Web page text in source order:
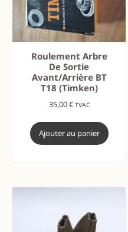
Roulement Arbre
De Sortie
Avant/arrière BT
T18 (Timken)
35,00€ TVAC
Ajouter au panier